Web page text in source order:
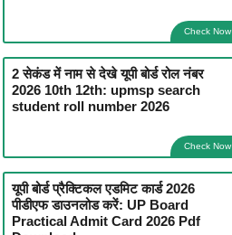
Check Now
2 सेकंड में नाम से देखे यूपी बोर्ड रोल नंबर
2026 10th 12th: upmsp search
student roll number 2026
Check Now
यूपी बोर्ड प्रैक्टिकल एडमिट कार्ड 2026
पीडीएफ डाउनलोड करें: UP Board
Practical Admit Card 2026 Pdf